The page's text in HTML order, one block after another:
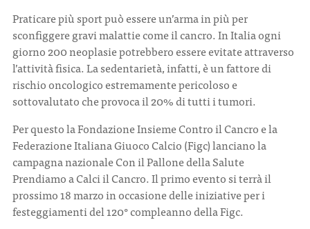
Praticare più sport può essere un’arma in più per
sconfiggere gravi malattie come il cancro. In Italia ogni
giorno 200 neoplasie potrebbero essere evitate attraverso
l’attività fisica. La sedentarietà, infatti, è un fattore di
rischio oncologico estremamente pericoloso e
sottovalutato che provoca il 20% di tutti i tumori.
Per questo la Fondazione Insieme Contro il Cancro e la
Federazione Italiana Giuoco Calcio (Figc) lanciano la
campagna nazionale Con il Pallone della Salute
Prendiamo a Calci il Cancro. Il primo evento si terrà il
prossimo 18 marzo in occasione delle iniziative per i
festeggiamenti del 120° compleanno della Figc.